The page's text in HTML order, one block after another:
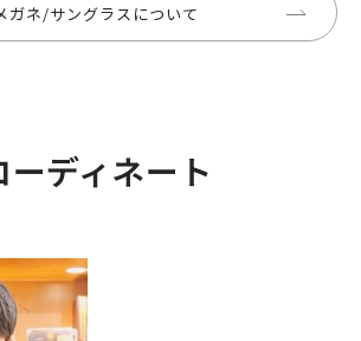
ガネ/サングラスについて
ーディネート